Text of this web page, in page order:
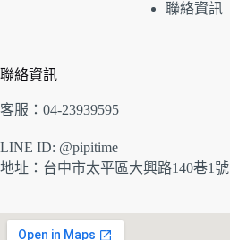
聯絡資訊
聯絡資訊
客服：04-23939595
LINE ID: @pipitime
地址： 台中市太平區大興路140巷1號